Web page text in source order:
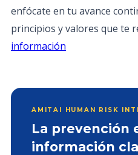
enfócate en tu avance
principios y valores que te
información
AMITAI HUMAN RISK
La prevención
información